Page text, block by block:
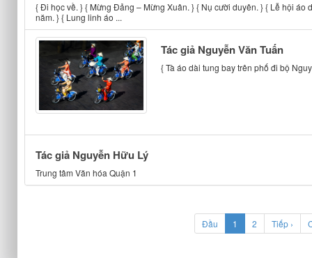
{ Đi học về. } { Mừng Đảng – Mừng Xuân. } { Nụ cười duyên. } { Lễ hội áo
năm. } { Lung linh áo ...
Tác giả Nguyễn Văn Tuấn
{ Tà áo dài tung bay trên phố đi bộ
Tác giả Nguyễn Hữu Lý
Trung tâm Văn hóa Quận 1
Đầu 1 (current)
2 Tiếp ›